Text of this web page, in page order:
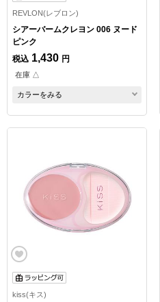
REVLON(レブロン)
シアーバームクレヨン 006 ヌード
ピンク
税込 1,430 円
在庫 △
カラーをみる
kiss(キス)